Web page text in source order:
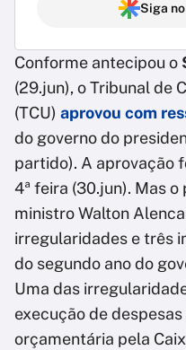
Siga
Conforme antecipou o
(29.jun), o Tribunal de
(TCU) aprovou com
do governo do
partido). A aprovação
4ª feira (30.jun). Mas
ministro Walton
irregularidades e três
do segundo ano do
Uma das
execução de
orçamentária pela